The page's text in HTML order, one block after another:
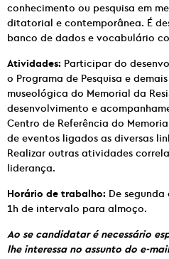
conhecimento ou pesquisa em
ditatorial e contemporânea. É
banco de dados e vocabulário
Atividades: Participar do
o Programa de Pesquisa e
museológica do Memorial da
desenvolvimento e
Centro de Referência do
de eventos ligados as diversas
Realizar outras atividades
liderança.
Horário de trabalho: De
1h de intervalo para almoço.
Ao se candidatar é necessário
lhe interessa no assunto do e-